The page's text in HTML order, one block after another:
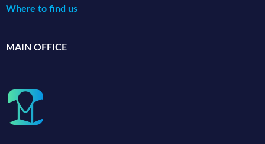
Where to find us
MAIN OFFICE